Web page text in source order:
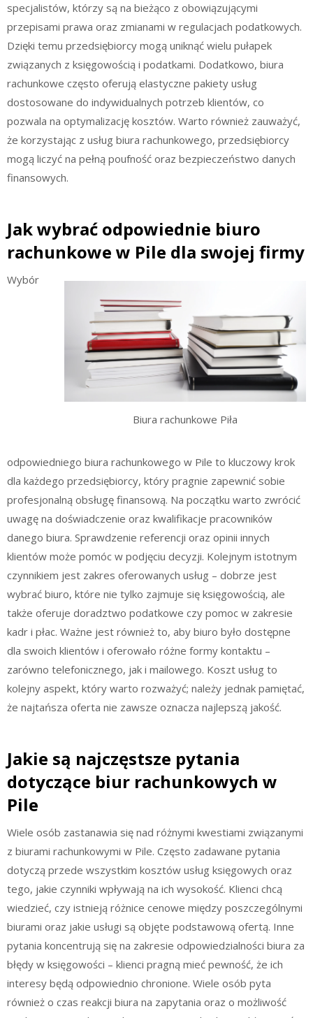
specjalistów, którzy są na bieżąco z obowiązującymi
przepisami prawa oraz zmianami w regulacjach podatkowych.
Dzięki temu przedsiębiorcy mogą uniknąć wielu pułapek
związanych z księgowością i podatkami. Dodatkowo, biura
rachunkowe często oferują elastyczne pakiety usług
dostosowane do indywidualnych potrzeb klientów, co
pozwala na optymalizację kosztów. Warto również zauważyć,
że korzystając z usług biura rachunkowego, przedsiębiorcy
mogą liczyć na pełną poufność oraz bezpieczeństwo danych
finansowych.
Jak wybrać odpowiednie biuro
rachunkowe w Pile dla swojej firmy
Biura rachunkowe Piła
Wybór
odpowiedniego biura rachunkowego w Pile to kluczowy krok
dla każdego przedsiębiorcy, który pragnie zapewnić sobie
profesjonalną obsługę finansową. Na początku warto zwrócić
uwagę na doświadczenie oraz kwalifikacje pracowników
danego biura. Sprawdzenie referencji oraz opinii innych
klientów może pomóc w podjęciu decyzji. Kolejnym istotnym
czynnikiem jest zakres oferowanych usług – dobrze jest
wybrać biuro, które nie tylko zajmuje się księgowością, ale
także oferuje doradztwo podatkowe czy pomoc w zakresie
kadr i płac. Ważne jest również to, aby biuro było dostępne
dla swoich klientów i oferowało różne formy kontaktu –
zarówno telefonicznego, jak i mailowego. Koszt usług to
kolejny aspekt, który warto rozważyć; należy jednak pamiętać,
że najtańsza oferta nie zawsze oznacza najlepszą jakość.
Jakie są najczęstsze pytania
dotyczące biur rachunkowych w
Pile
Wiele osób zastanawia się nad różnymi kwestiami związanymi
z biurami rachunkowymi w Pile. Często zadawane pytania
dotyczą przede wszystkim kosztów usług księgowych oraz
tego, jakie czynniki wpływają na ich wysokość. Klienci chcą
wiedzieć, czy istnieją różnice cenowe między poszczególnymi
biurami oraz jakie usługi są objęte podstawową ofertą. Inne
pytania koncentrują się na zakresie odpowiedzialności biura za
błędy w księgowości – klienci pragną mieć pewność, że ich
interesy będą odpowiednio chronione. Wiele osób pyta
również o czas reakcji biura na zapytania oraz o możliwość